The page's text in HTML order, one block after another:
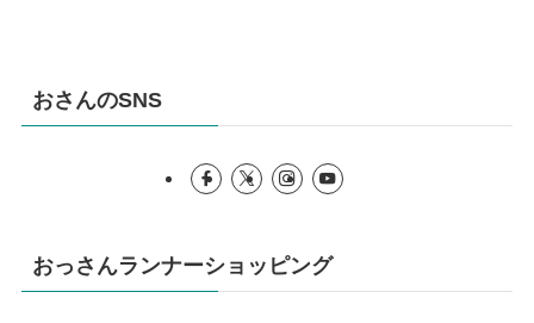
おさんのSNS
おっさんランナーショッピング